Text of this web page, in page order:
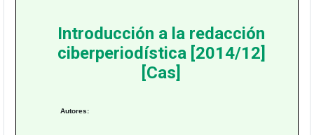
Introducción a la redacción
ciberperiodística [2014/12]
[Cas]
Autores: